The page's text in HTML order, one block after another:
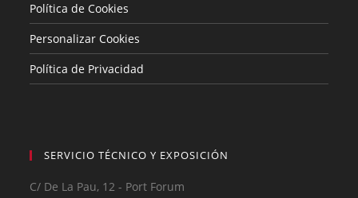
Política de Cookies
Personalizar Cookies
Política de Privacidad
SERVICIO TÉCNICO Y EXPOSICIÓN
C/ De La Pau, 12 - Port Forum